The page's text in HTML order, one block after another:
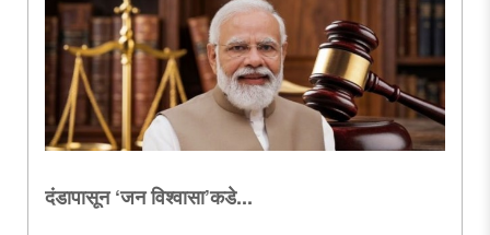
दंडापासून ‌‘जन विश्वासा‌’कडे...